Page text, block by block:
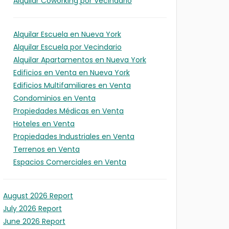
Alquilar Escuela en Nueva York
Alquilar Escuela por Vecindario
Alquilar Apartamentos en Nueva York
Edificios en Venta en Nueva York
Edificios Multifamiliares en Venta
Condominios en Venta
Propiedades Médicas en Venta
Hoteles en Venta
Propiedades Industriales en Venta
Terrenos en Venta
Espacios Comerciales en Venta
August 2026 Report
July 2026 Report
June 2026 Report